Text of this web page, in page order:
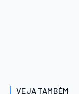
VEJA TAMBÉM